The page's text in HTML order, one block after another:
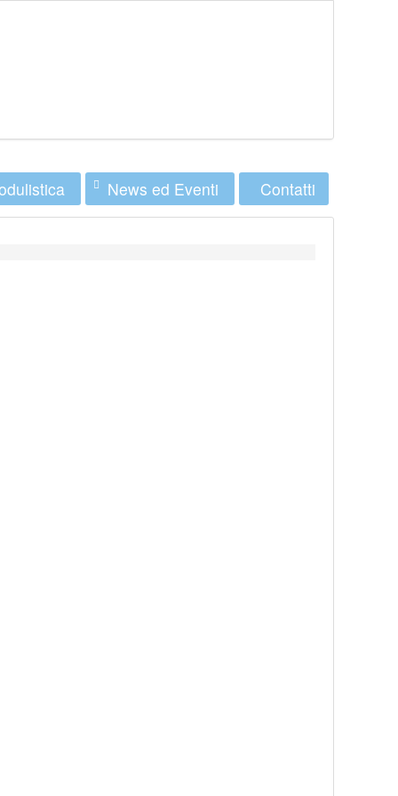
News ed Eventi Contatti